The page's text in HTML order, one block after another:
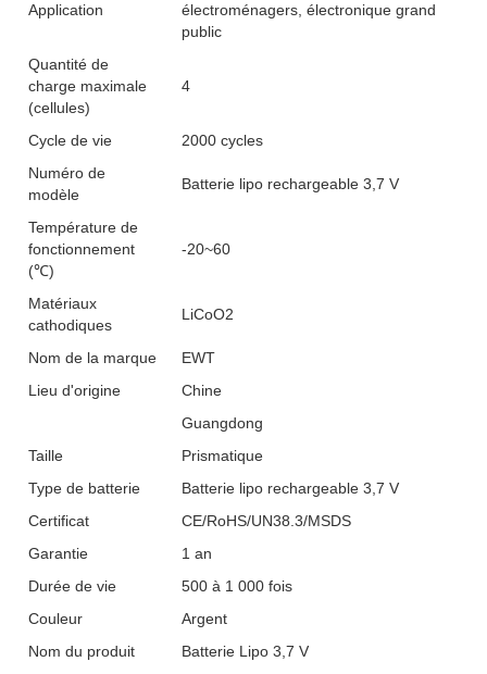
Application
électroménagers, électronique grand
public
Quantité de
charge maximale
(cellules)
4
Cycle de vie
2000 cycles
Numéro de
modèle
Batterie lipo rechargeable 3,7 V
Température de
fonctionnement
(℃)
-20~60
Matériaux
cathodiques
LiCoO2
Nom de la marque
EWT
Lieu d'origine
Chine
Guangdong
Taille
Prismatique
Type de batterie
Batterie lipo rechargeable 3,7 V
Certificat
CE/RoHS/UN38.3/MSDS
Garantie
1 an
Durée de vie
500 à 1 000 fois
Couleur
Argent
Nom du produit
Batterie Lipo 3,7 V